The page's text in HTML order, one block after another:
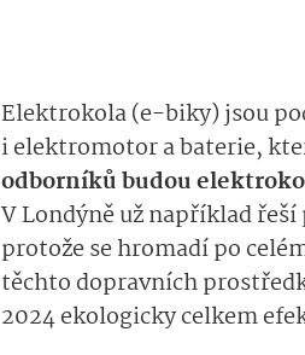
Elektrokola (e-biky) jsou
i elektromotor a baterie,
odborníků budou
V Londýně už například
protože se hromadí po
těchto dopravních
2024 ekologicky celkem